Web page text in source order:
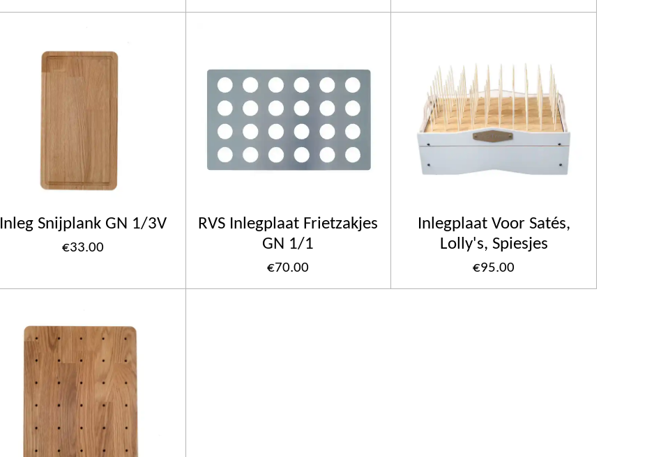
Inleg Snijplank GN 1/3V
€33.00
RVS Inlegplaat Frietzakjes
GN 1/1
€70.00
Inlegplaat Voor Satés,
Lolly's, Spiesjes
€95.00